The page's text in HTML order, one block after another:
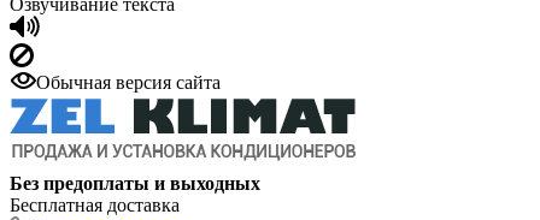
Озвучивание текста
Обычная версия сайта
Без предоплаты и выходных
Бесплатная доставка